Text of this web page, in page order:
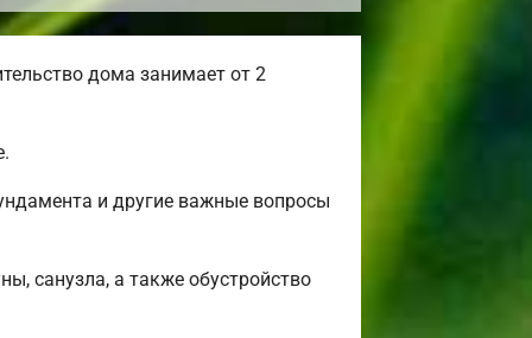
дома занимает от 2
и другие важные вопросы
санузла, а также обустройство